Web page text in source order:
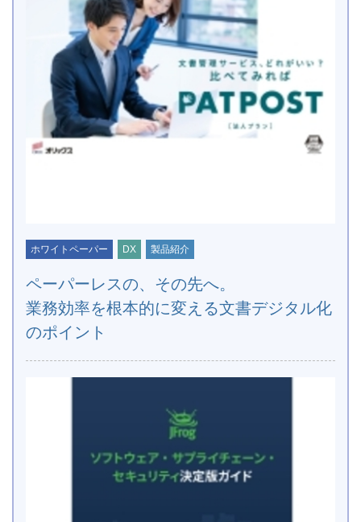
ホワイトペーパー DX 製品紹介
ペーパーレスの、その先へ。
業務効率を根本的に変える文書デジタル化
のポイント